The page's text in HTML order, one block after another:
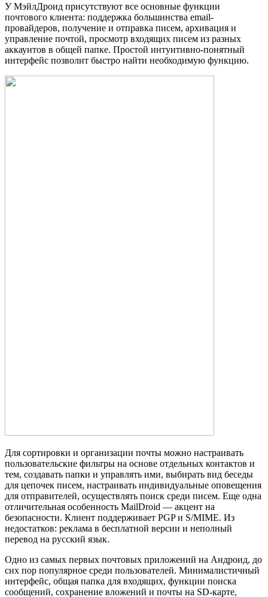
У МэйлДроид присутствуют все основные функции
почтового клиента: поддержка большинства email-
провайдеров, получение и отправка писем, архивация и
управление почтой, просмотр входящих писем из разных
аккаунтов в общей папке. Простой интуитивно-понятный
интерфейс позволит быстро найти необходимую функцию.
Для сортировки и организации почты можно настраивать
пользовательские фильтры на основе отдельных контактов и
тем, создавать папки и управлять ими, выбирать вид беседы
для цепочек писем, настраивать индивидуальные оповещения
для отправителей, осуществлять поиск среди писем. Еще одна
отличительная особенность MailDroid — акцент на
безопасности. Клиент поддерживает PGP и S/MIME. Из
недостатков: реклама в бесплатной версии и неполный
перевод на русский язык.
Одно из самых первых почтовых приложений на Андроид, до
сих пор популярное среди пользователей. Минималистичный
интерфейс, общая папка для входящих, функции поиска
сообщений, сохранение вложений и почты на SD-карте,